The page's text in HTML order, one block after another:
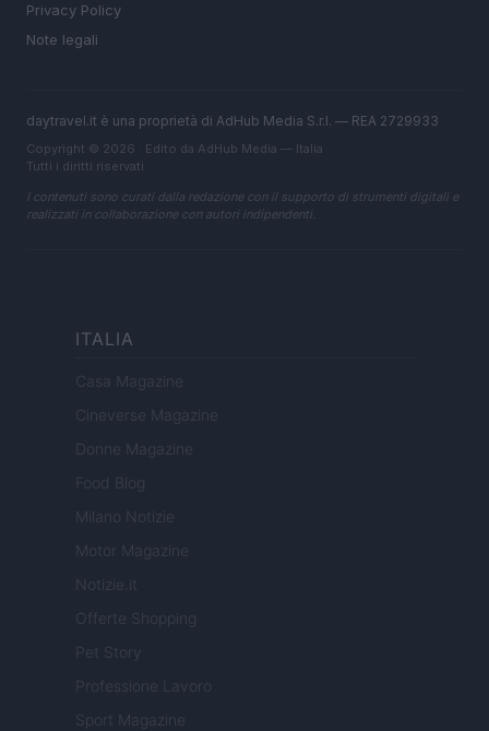
Privacy Policy
Note legali
daytravel.it è una proprietà di AdHub Media S.r.l. — REA 2729933
Copyright © 2026 · Edito da AdHub Media — Italia
Tutti i diritti riservati
I contenuti sono curati dalla redazione con il supporto di strumenti digitali e
realizzati in collaborazione con autori indipendenti.
ITALIA
Casa Magazine
Cineverse Magazine
Donne Magazine
Food Blog
Milano Notizie
Motor Magazine
Notizie.it
Offerte Shopping
Pet Story
Professione Lavoro
Sport Magazine